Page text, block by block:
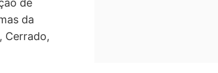
de
da
Cerrado,